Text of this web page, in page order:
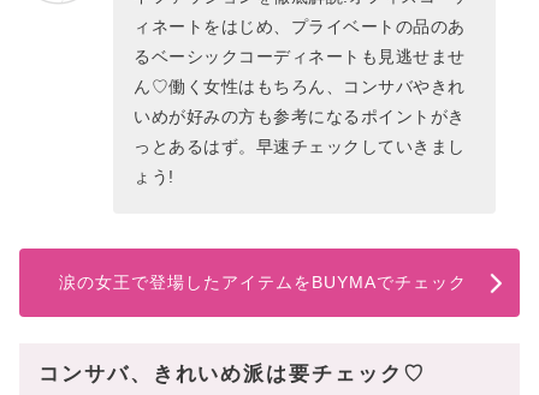
ィネートをはじめ、プライベートの品のあ
るベーシックコーディネートも見逃せませ
ん♡働く女性はもちろん、コンサバやきれ
いめが好みの方も参考になるポイントがき
っとあるはず。早速チェックしていきまし
ょう!
涙の女王で登場したアイテムをBUYMAでチェック
コンサバ、きれいめ派は要チェック♡